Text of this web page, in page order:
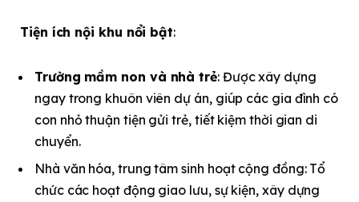
Tiện ích nội khu nổi bật:
Trường mầm non và nhà trẻ: Được xây dựng
ngay trong khuôn viên dự án, giúp các gia đình có
con nhỏ thuận tiện gửi trẻ, tiết kiệm thời gian di
chuyển.
Nhà văn hóa, trung tâm sinh hoạt cộng đồng: Tổ
chức các hoạt động giao lưu, sự kiện, xây dựng